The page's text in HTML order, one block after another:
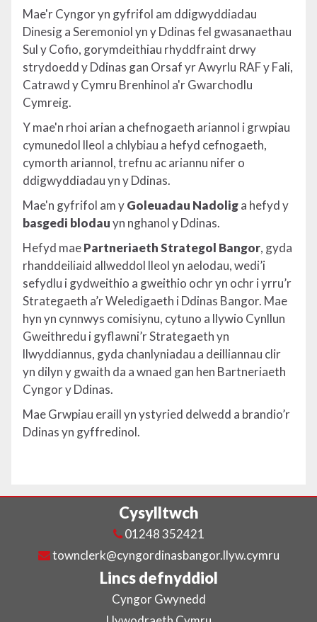
Mae'r Cyngor yn gyfrifol am ddigwyddiadau
Dinesig a Seremoniol yn y Ddinas fel gwasanaethau
Sul y Cofio, gorymdeithiau rhyddfraint drwy
strydoedd y Ddinas gan Orsaf yr Awyrlu RAF y Fali,
Catrawd y Cymru Brenhinol a'r Gwarchodlu
Cymreig.
Y mae'n rhoi arian a chefnogaeth ariannol i grwpiau
cymunedol lleol a chlybiau a hefyd cefnogaeth,
cymorth ariannol, trefnu ac ariannu nifer o
ddigwyddiadau yn y Ddinas.
Mae'n gyfrifol am yGoleuadau Nadoliga hefyd y
basgedi blodauyn nghanol y Ddinas.
Hefyd maePartneriaeth Strategol Bangor, gyda
rhanddeiliaid allweddol lleol yn aelodau, wedi’i
sefydlu i gydweithio a gweithio ochr yn ochr i yrru’r
Strategaeth a’r Weledigaeth i Ddinas Bangor. Mae
hyn yn cynnwys comisiynu, cytuno a llywio Cynllun
Gweithredu i gyflawni’r Strategaeth yn
llwyddiannus, gyda chanlyniadau a deilliannau clir
yn dilyn y gwaith da a wnaed gan hen Bartneriaeth
Cyngor y Ddinas.
Mae Grwpiau eraill yn ystyried delwedd a brandio’r
Ddinas yn gyffredinol.
Cysylltwch
01248 352421
townclerk@cyngordinasbangor.llyw.cymru
Lincs defnyddiol
Cyngor Gwynedd